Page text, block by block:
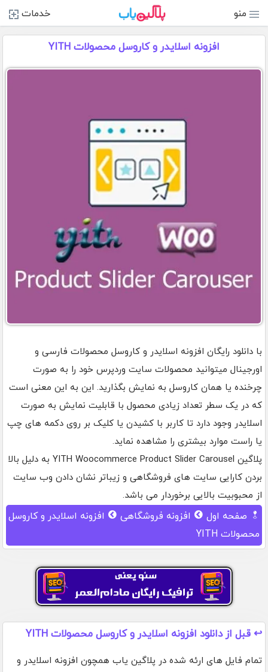
منو خدمات
افزونه اسلایدر و کاروسل محصولات YITH
با دانلود رایگان افزونه اسلایدر و کاروسل محصولات فارسی و
اورجینال میتوانید محصولات سایت وردپرس خود را به صورت
چرخنده یا همان کاروسل به نمایش بگذارید. این به این معنی است
که در یک سطر تعداد زیادی محصول با قابلیت نمایش به صورت
اسلایدر وجود دارد تا کاربر با کشیدن یا کلیک بر روی دکمه های چپ
یا راست موارد بیشتری را مشاهده نماید.
پلاگین YITH Woocommerce Product Slider Carousel به دلیل بالا
بردن کارایی سایت های فروشگاهی و زیباتر نشان دادن وب سایت
از محبوبیت بالایی برخوردار می باشد.
صفحه اول افزونه فروشگاهی
افزونه اسلایدر و کاروسل
محصولات YITH
↩️ قبل از دانلود افزونه اسلایدر و کاروسل محصولات YITH
تمام فایل های ارئه شده در پلاگین یاب همچون افزونه اسلایدر و